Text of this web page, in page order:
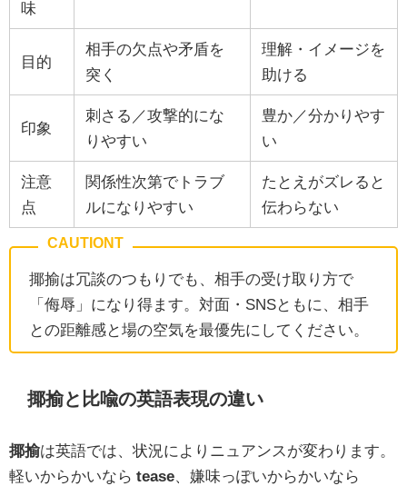
味
目的
相手の欠点や矛盾を
突く
理解・イメージを
助ける
印象
刺さる／攻撃的にな
りやすい
豊か／分かりやす
い
注意
点
関係性次第でトラブ
ルになりやすい
たとえがズレると
伝わらない
揶揄は冗談のつもりでも、相手の受け取り方で
「侮辱」になり得ます。対面・SNSともに、相手
との距離感と場の空気を最優先にしてください。
揶揄と比喩の英語表現の違い
揶揄は英語では、状況によりニュアンスが変わります。
軽いからかいなら tease 、嫌味っぽいからかいなら